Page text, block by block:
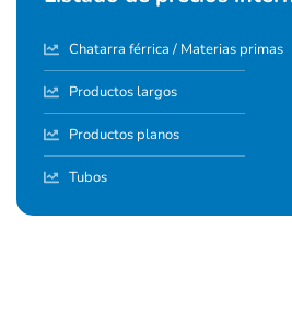
Chatarra férrica / Materias primas
Productos largos
Productos planos
Tubos